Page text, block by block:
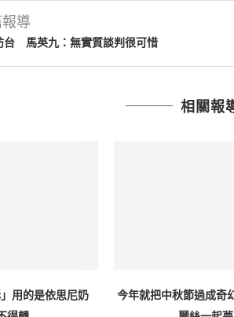
導
台 馬英九：無實質談判很可惜
相關報
用的是依思尼奶
今年就把中秋節過成奇